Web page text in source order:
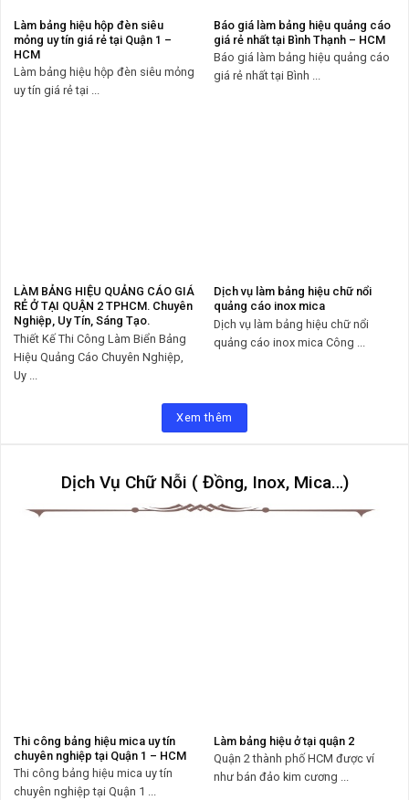
Làm bảng hiệu hộp đèn siêu
mỏng uy tín giá rẻ tại Quận 1 –
HCM
Làm bảng hiệu hộp đèn siêu mỏng
uy tín giá rẻ tại ...
Báo giá làm bảng hiệu quảng cáo
giá rẻ nhất tại Bình Thạnh – HCM
Báo giá làm bảng hiệu quảng cáo
giá rẻ nhất tại Bình ...
LÀM BẢNG HIỆU QUẢNG CÁO GIÁ
RẺ Ở TẠI QUẬN 2 TPHCM. Chuyên
Nghiệp, Uy Tín, Sáng Tạo.
Thiết Kế Thi Công Làm Biển Bảng
Hiệu Quảng Cáo Chuyên Nghiệp,
Uy ...
Dịch vụ làm bảng hiệu chữ nổi
quảng cáo inox mica
Dịch vụ làm bảng hiệu chữ nổi
quảng cáo inox mica Công ...
Xem thêm
Dịch Vụ Chữ Nỗi ( Đồng, Inox, Mica…)
Thi công bảng hiệu mica uy tín
chuyên nghiệp tại Quận 1 – HCM
Thi công bảng hiệu mica uy tín
chuyên nghiệp tại Quận 1 ...
Làm bảng hiệu ở tại quận 2
Quận 2 thành phố HCM được ví
như bán đảo kim cương ...